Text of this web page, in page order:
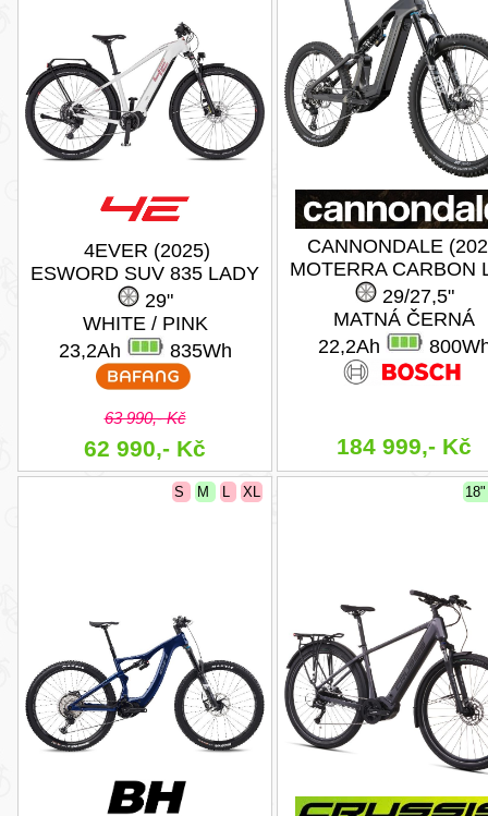
4EVER (2025)
ESWORD SUV 835 LADY
29"
WHITE / PINK
23,2Ah
835Wh
63 990,- Kč
62 990,- Kč
CANNONDALE
MOTERRA CARBON
29/27,5"
MATNÁ ČERNÁ
22,2Ah
184 999,- Kč
S M L XL